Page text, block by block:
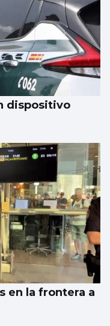
dispositivo
en la frontera a